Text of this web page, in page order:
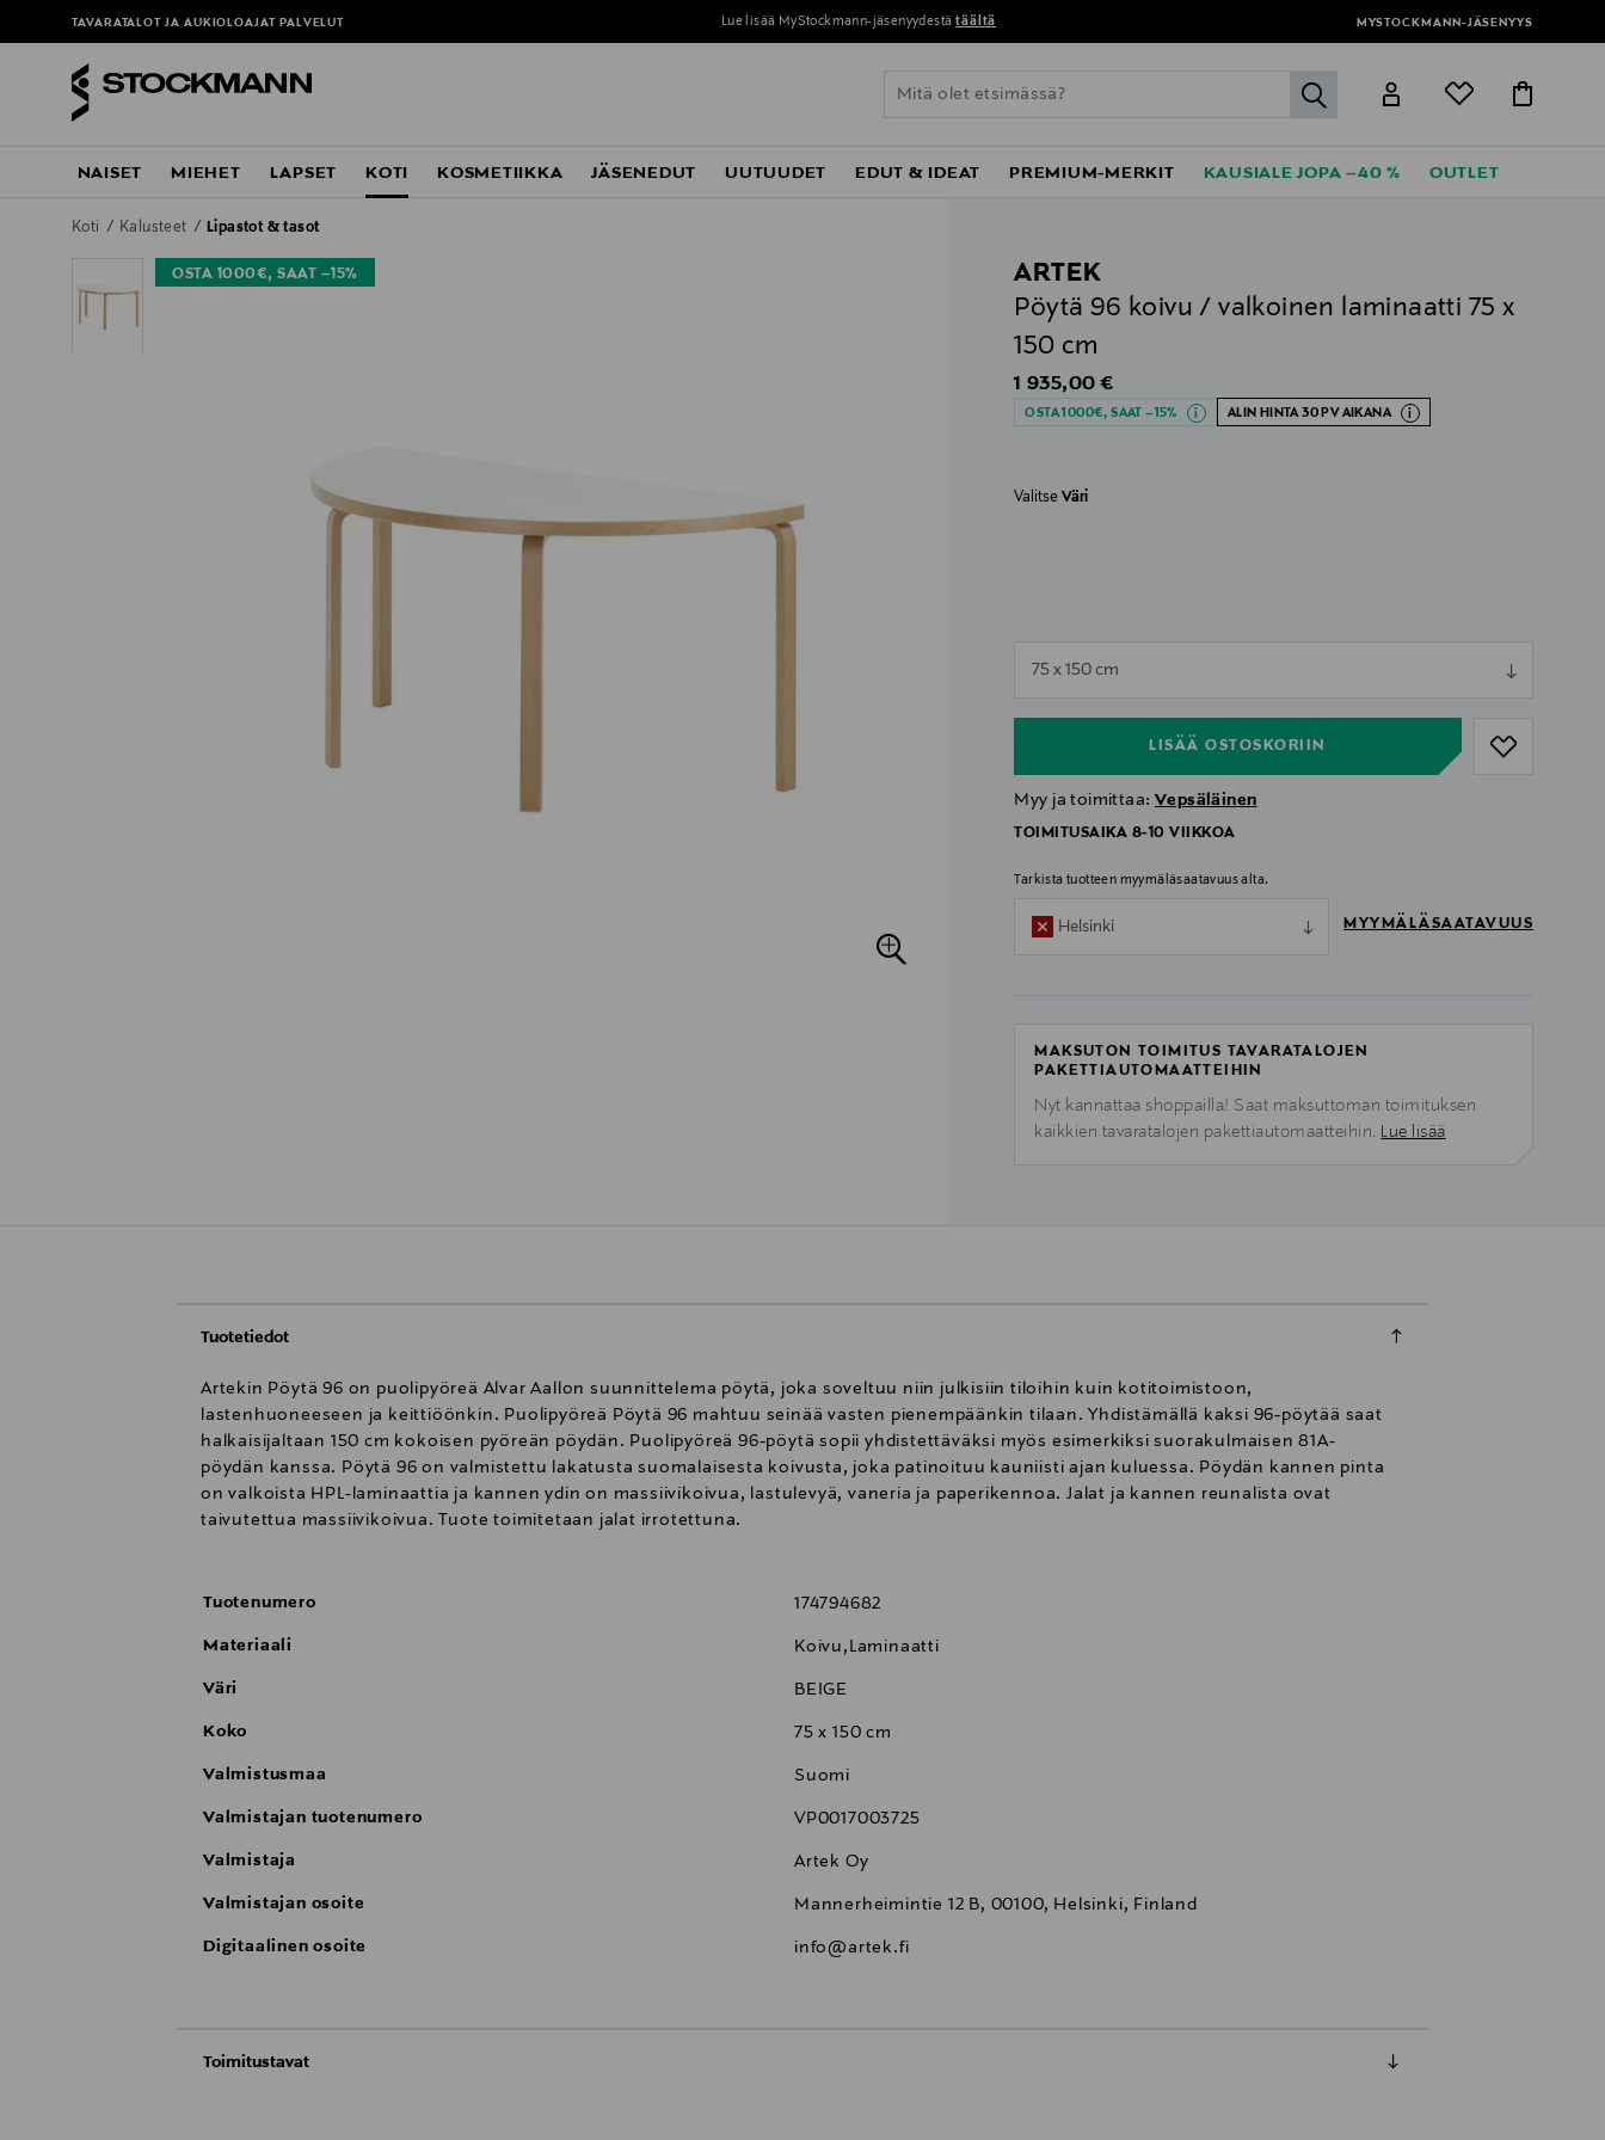
TAVARATALOT JA AUKIOLOAJAT PALVELUT Lue lisää MyStockmann-jäsenyydestä täältä MYSTOCKMANN-JÄSENYYS
label.header.go
NAISET MIEHET LAPSET KOTI KOSMETIIKKA JÄSENEDUT UUTUUDET EDUT & IDEAT PREMIUM-MERKIT KAUSIALE JOPA –40 % OUTLET
Koti Kalusteet Lipastot & tasot
OSTA 1000€, SAAT –15%
ARTEK
Pöytä 96 koivu / valkoinen laminaatti 75 x
150 cm
Original Price
1 935,00 €
OSTA 1000€, SAAT –15% ALIN HINTA 30 PV AIKANA
ValitseVäri
75 x 150 cm
LISÄÄ OSTOSKORIIN
null
Myy ja toimittaa: Vepsäläinen
TOIMITUSAIKA 8-10 VIIKKOA
Tarkista tuotteen myymäläsaatavuus alta.
Helsinki MYYMÄLÄSAATAVUUS
MAKSUTON TOIMITUS TAVARATALOJEN
PAKETTIAUTOMAATTEIHIN
Nyt kannattaa shoppailla! Saat maksuttoman toimituksen
kaikkien tavaratalojen pakettiautomaatteihin. Lue lisää
Tuotetiedot
Artekin Pöytä 96 on puolipyöreä Alvar Aallon suunnittelema pöytä, joka soveltuu niin julkisiin tiloihin kuin kotitoimistoon,
lastenhuoneeseen ja keittiöönkin. Puolipyöreä Pöytä 96 mahtuu seinää vasten pienempäänkin tilaan. Yhdistämällä kaksi 96-pöytää saat
halkaisijaltaan 150 cm kokoisen pyöreän pöydän. Puolipyöreä 96-pöytä sopii yhdistettäväksi myös esimerkiksi suorakulmaisen 81A-
pöydän kanssa. Pöytä 96 on valmistettu lakatusta suomalaisesta koivusta, joka patinoituu kauniisti ajan kuluessa. Pöydän kannen pinta
on valkoista HPL-laminaattia ja kannen ydin on massiivikoivua, lastulevyä, vaneria ja paperikennoa. Jalat ja kannen reunalista ovat
taivutettua massiivikoivua. Tuote toimitetaan jalat irrotettuna.
Tuotenumero 174794682
Materiaali Koivu,Laminaatti
Väri BEIGE
Koko 75 x 150 cm
Valmistusmaa Suomi
Valmistajan tuotenumero VP0017003725
Valmistaja Artek Oy
Valmistajan osoite Mannerheimintie 12 B, 00100, Helsinki, Finland
Digitaalinen osoite info@artek.fi
Toimitustavat